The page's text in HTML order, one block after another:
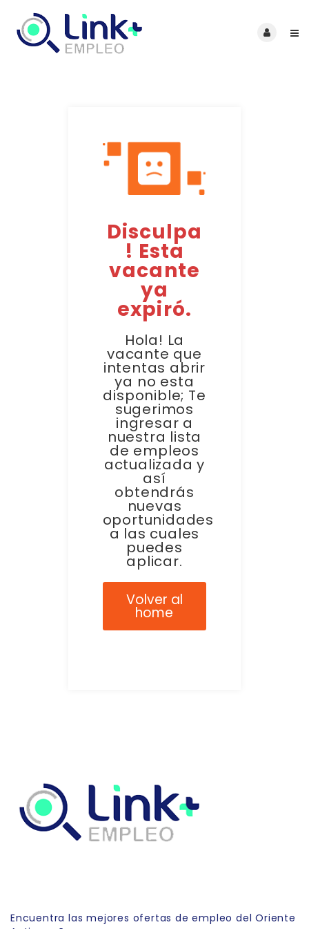
Disculpa
! Esta
vacante
ya
expiró.
Hola! La
vacante que
intentas abrir
ya no esta
disponible; Te
sugerimos
ingresar a
nuestra lista
de empleos
actualizada y
así
obtendrás
nuevas
oportunidades
a las cuales
puedes
aplicar.
Volver al
home
Encuentra las mejores ofertas de empleo del Oriente